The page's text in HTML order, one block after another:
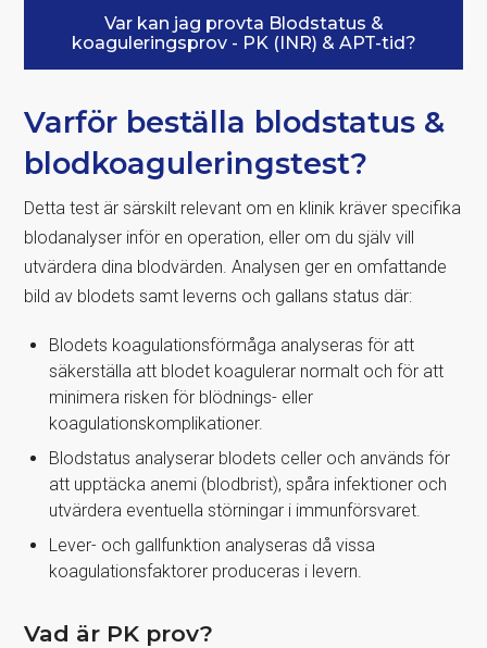
Var kan jag provta Blodstatus &
koaguleringsprov - PK (INR) & APT-tid?
Varför beställa blodstatus &
blodkoaguleringstest?
Detta test är särskilt relevant om en klinik kräver specifika
blodanalyser inför en operation, eller om du själv vill
utvärdera dina blodvärden. Analysen ger en omfattande
bild av blodets samt leverns och gallans status där:
Blodets koagulationsförmåga analyseras för att
säkerställa att blodet koagulerar normalt och för att
minimera risken för blödnings- eller
koagulationskomplikationer.
Blodstatus analyserar blodets celler och används för
att upptäcka anemi (blodbrist), spåra infektioner och
utvärdera eventuella störningar i immunförsvaret.
Lever- och gallfunktion analyseras då vissa
koagulationsfaktorer produceras i levern.
Vad är PK prov?